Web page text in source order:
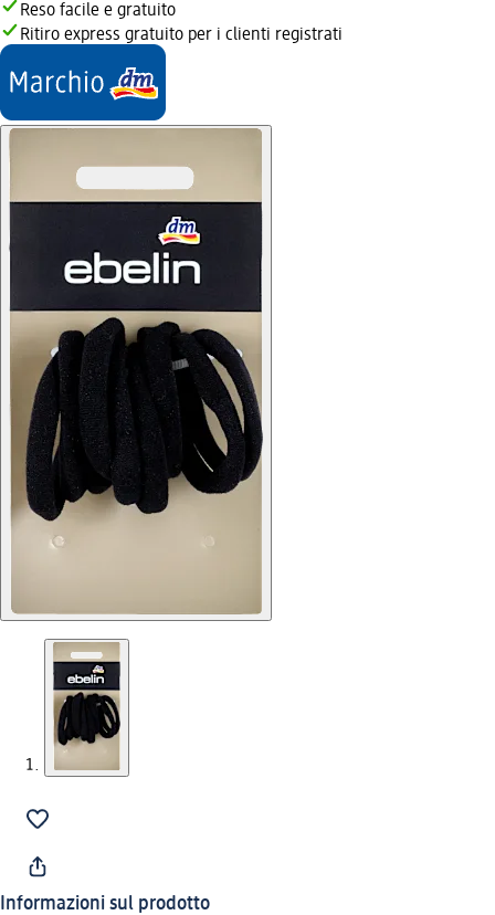
Reso facile e gratuito
Ritiro express gratuito per i clienti registrati
Informazioni sul prodotto